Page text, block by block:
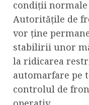
condiții
Autoritățile de
vor ține
stabilirii unor
la ridicarea
automarfare pe
controlul de